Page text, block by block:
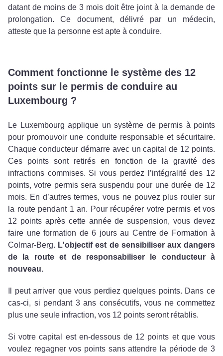
datant de moins de 3 mois doit être joint à la demande de
prolongation. Ce document, délivré par un médecin,
atteste que la personne est apte à conduire.
Comment fonctionne le système des 12
points sur le permis de conduire au
Luxembourg ?
Le Luxembourg applique un système de permis à points
pour promouvoir une conduite responsable et sécuritaire.
Chaque conducteur démarre avec un capital de 12 points.
Ces points sont retirés en fonction de la gravité des
infractions commises. Si vous perdez l’intégralité des 12
points, votre permis sera suspendu pour une durée de 12
mois. En d’autres termes, vous ne pouvez plus rouler sur
la route pendant 1 an. Pour récupérer votre permis et vos
12 points après cette année de suspension, vous devez
faire une formation de 6 jours au Centre de Formation à
Colmar-Berg. L'objectif est de sensibiliser aux dangers
de la route et de responsabiliser le conducteur à
nouveau.
Il peut arriver que vous perdiez quelques points. Dans ce
cas-ci, si pendant 3 ans consécutifs, vous ne commettez
plus une seule infraction, vos 12 points seront rétablis.
Si votre capital est en-dessous de 12 points et que vous
voulez regagner vos points sans attendre la période de 3